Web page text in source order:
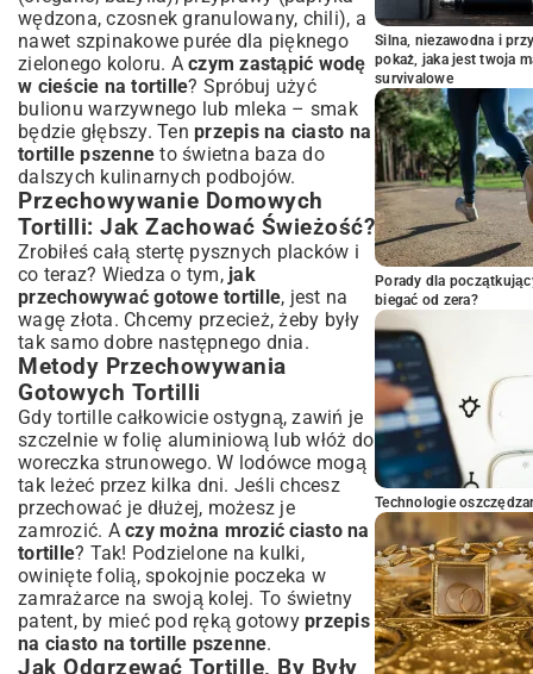
wędzona, czosnek granulowany, chili), a
nawet szpinakowe purée dla pięknego
zielonego koloru. A czym zastąpić wodę
w cieście na tortille? Spróbuj użyć
bulionu warzywnego lub mleka – smak
będzie głębszy. Ten przepis na ciasto na
tortille pszenne to świetna baza do
dalszych kulinarnych podbojów.
Przechowywanie Domowych
Tortilli: Jak Zachować Świeżość?
Zrobiłeś całą stertę pysznych placków i
co teraz? Wiedza o tym, jak
przechowywać gotowe tortille, jest na
wagę złota. Chcemy przecież, żeby były
tak samo dobre następnego dnia.
Metody Przechowywania
Gotowych Tortilli
Gdy tortille całkowicie ostygną, zawiń je
szczelnie w folię aluminiową lub włóż do
woreczka strunowego. W lodówce mogą
tak leżeć przez kilka dni. Jeśli chcesz
przechować je dłużej, możesz je
zamrozić. A czy można mrozić ciasto na
tortille? Tak! Podzielone na kulki,
owinięte folią, spokojnie poczeka w
zamrażarce na swoją kolej. To świetny
patent, by mieć pod ręką gotowy przepis
na ciasto na tortille pszenne.
Jak Odgrzewać Tortille, By Były
Silna, niezawodna i
pokaż, jaka jest twoja
survivalowe
Porady dla
biegać od zera?
Technologie